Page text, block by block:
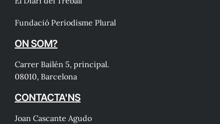
Fundació Periodisme Plural
ON SOM?
Carrer Bailén 5, principal.
08010, Barcelona
CONTACTA'NS
Joan Cascante Agudo